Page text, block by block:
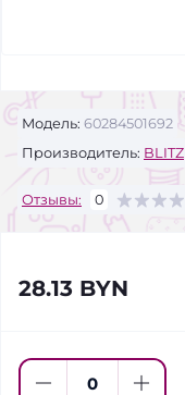
Модель: 60284501692
Производитель: BLITZ
Отзывы: 0
28.13 BYN